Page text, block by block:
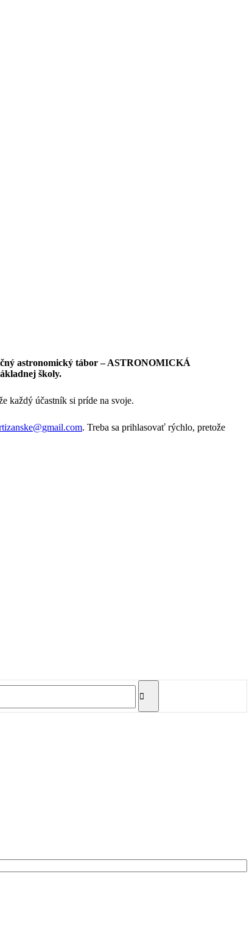
astronomický tábor – ASTRONOMICKÁ
školy.
každý účastník si príde na svoje.
. Treba sa prihlasovať rýchlo, pretože